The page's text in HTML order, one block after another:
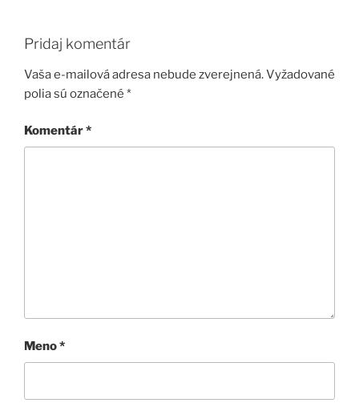
Pridaj komentár
Vaša e-mailová adresa nebude zverejnená.Vyžadované
polia sú označené *
Komentár*
Meno*